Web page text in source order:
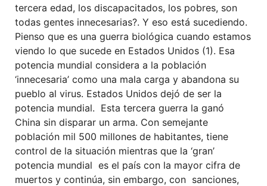
tercera edad, los discapacitados, los pobres, son
todas gentes innecesarias?. Y eso está sucediendo.
Pienso que es una guerra biológica cuando estamos
viendo lo que sucede en Estados Unidos (1). Esa
potencia mundial considera a la población
‘innecesaria’ como una mala carga y abandona su
pueblo al virus. Estados Unidos dejó de ser la
potencia mundial. Esta tercera guerra la ganó
China sin disparar un arma. Con semejante
población mil 500 millones de habitantes, tiene
control de la situación mientras que la ‘gran’
potencia mundial es el país con la mayor cifra de
muertos y continúa, sin embargo, con sanciones,